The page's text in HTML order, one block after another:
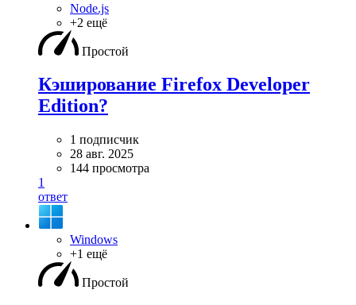
Node.js
+2 ещё
Простой
Кэширование Firefox Developer
Edition?
1 подписчик
28 авг. 2025
144 просмотра
1
ответ
Windows
+1 ещё
Простой